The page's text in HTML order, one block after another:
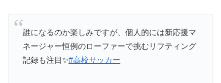
誰になるのか楽しみですが、個人的には新応援マ
ネージャー恒例のローファーで挑むリフティング
記録も注目✨#高校サッカー